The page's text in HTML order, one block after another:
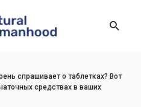
спрашивает о таблетках? Вот
средствах в ваших